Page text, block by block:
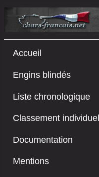
Accueil
Engins blindés
Liste chronologique
Classement individuel
Documentation
Mentions